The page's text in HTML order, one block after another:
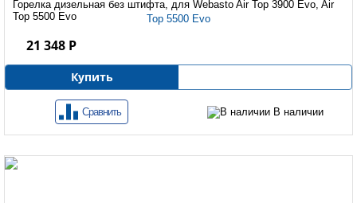
Горелка дизельная без штифта, для Webasto Air Top 3900 Evo, Air
Top 5500 Evo
21 348 Р
Купить
Сравнить В наличии